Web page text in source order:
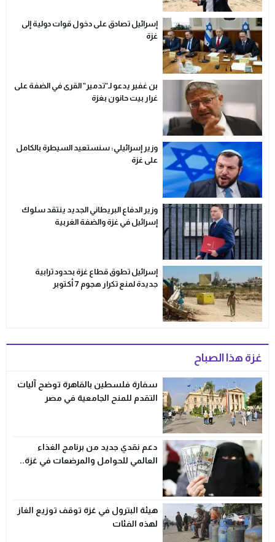
إسرائيل تصادق على دخول قوات دولية إلى
غزة
بن غفير يدعو لـ”تدمير” القرى في الضفة على
غرار بيت حانون بغزة
وزير إسرائيلي: سنستعيد السيطرة بالكامل
على غزة
وزير الدفاع البريطاني الجديد ينتقد سلوك
إسرائيل في غزة والضفة الغربية
إسرائيل تطوق قطاع غزة بحدود ترابية
جديدة لمنع تكرار هجوم 7 أكتوبر
غزة هذا الصباح
سفارة فلسطين بالقاهرة توضح آليات
التقدم للمنح الجامعية في مصر
دعم نقدي جديد من برنامج الغذاء
العالمي للحوامل والمرضعات في غزة..
هيئة البترول في غزة توقف توزيع الغاز
لهذه الفئات